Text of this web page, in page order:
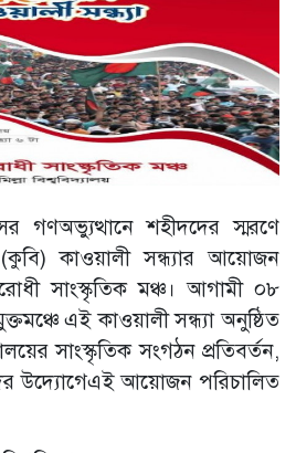
শহীদদের স্মরণে
(কুবি) কাওয়ালী সন্ধ্যার আয়োজন
সাংস্কৃতিক মঞ্চ। আগামী ০৮
এই কাওয়ালী সন্ধ্যা অনুষ্ঠিত
সাংস্কৃতিক সংগঠন প্রতিবর্তন,
উদ্যোগেএই আয়োজন পরিচালিত